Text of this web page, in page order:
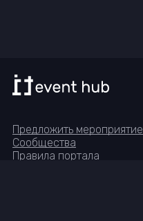
Предложить мероприятие
Сообщества
Правила портала